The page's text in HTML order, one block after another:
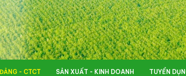
- CTCT SẢN XUẤT - KINH DOANH TUYỂN